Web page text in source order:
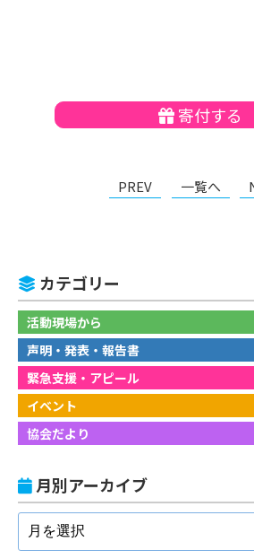
寄付する
PREV 一覧へ
カテゴリー
活動現場から
声明・発表・報告書
緊急支援・アピール
イベント
協会だより
月別アーカイブ